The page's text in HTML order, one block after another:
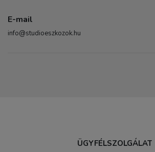
E-mail
info@studioeszkozok.hu
ÜGYFÉLSZOLGÁLAT